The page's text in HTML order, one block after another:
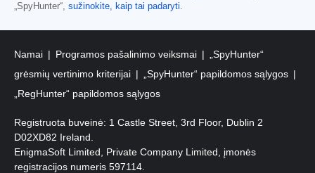
„SpyHunter“, sužinokite, kaip tai padaryti.
Namai Programos pašalinimo veiksmai
„SpyHunter“
grėsmių vertinimo kriterijai
„SpyHunter“ papildomos sąlygos
„RegHunter“ papildomos sąlygos
Registruota buveinė: 1 Castle Street, 3rd Floor, Dublin 2
D02XD82 Ireland.
EnigmaSoft Limited, Private Company Limited, įmonės
registracijos numeris 597114.